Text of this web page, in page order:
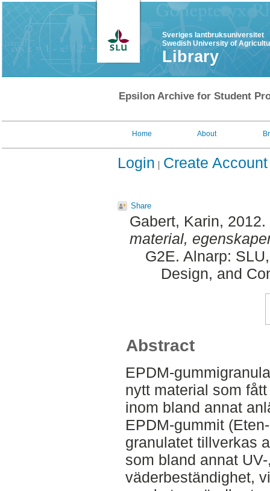
Sveriges lantbruksuniversitet
Swedish University of
Library
Epsilon Archive for Student
Home About
Login Create Account
Share
Gabert, Karin, 2012.
material,
G2E. Alnarp:
Design, and
Abstract
EPDM-
nytt material som
inom bland annat
EPDM-gummit
granulatet tillverkas
som bland annat
väderbeständighet,